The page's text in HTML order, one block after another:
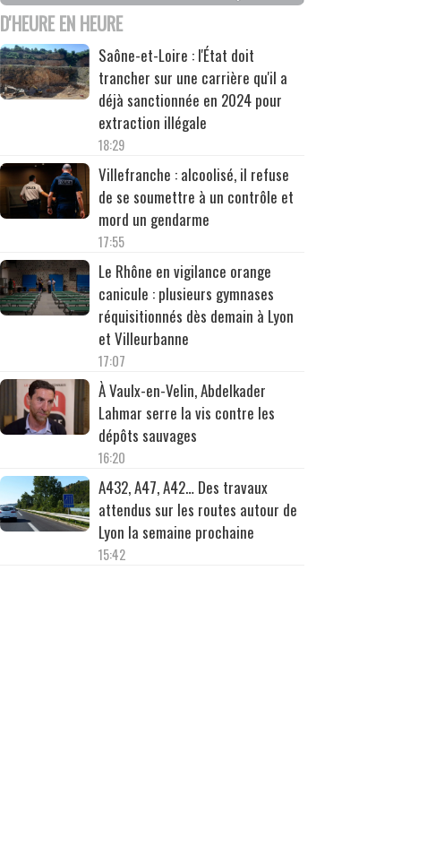
D'HEURE EN HEURE
Saône-et-Loire : l'État doit
trancher sur une carrière qu'il a
déjà sanctionnée en 2024 pour
extraction illégale
18:29
Villefranche : alcoolisé, il refuse
de se soumettre à un contrôle et
mord un gendarme
17:55
Le Rhône en vigilance orange
canicule : plusieurs gymnases
réquisitionnés dès demain à Lyon
et Villeurbanne
17:07
À Vaulx-en-Velin, Abdelkader
Lahmar serre la vis contre les
dépôts sauvages
16:20
A432, A47, A42… Des travaux
attendus sur les routes autour de
Lyon la semaine prochaine
15:42